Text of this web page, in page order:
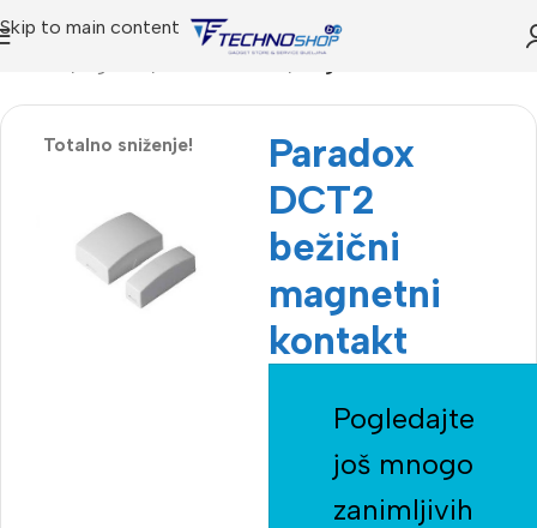
Skip to main content
Totalno sniženje!
Paradox
DCT2
bežični
magnetni
kontakt
Pogledajte
još mnogo
zanimljivih